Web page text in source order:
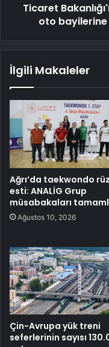
Ticaret
oto bayilerine
İlgili Makaleler
Ağrı’da taekwondo
esti: ANALİG Grup
müsabakaları
Ağustos 10, 2026
Çin-Avrupa yük treni
seferlerinin sayısı